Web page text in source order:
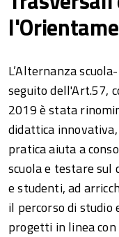
L’Alternanza
seguito dell'Art.57,
2019 è stata
didattica
pratica aiuta a
scuola e testare
e studenti, ad
il percorso di studio
progetti in linea